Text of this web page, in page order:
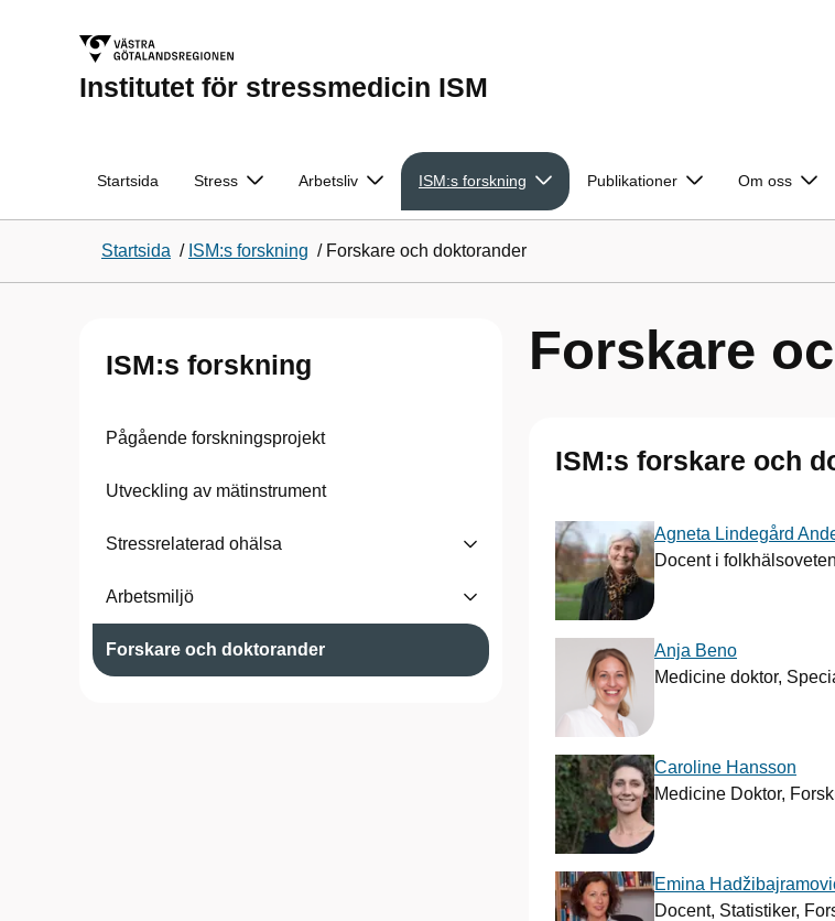
Institutet för stressmedicin ISM
Startsida Stress Arbetsliv ISM:s forskning Publikationer Om oss
Startsida / ISM:s forskning / Forskare och doktorander
ISM:s forskning
Pågående forskningsprojekt
Utveckling av mätinstrument
Stressrelaterad ohälsa
Arbetsmiljö
Forskare och doktorander
Forskare
ISM:s forskare och
Agneta Lindegård
Docent i
Anja Beno
Medicine doktor,
Caroline Hansson
Medicine Doktor,
Emina
Docent, Statistiker,